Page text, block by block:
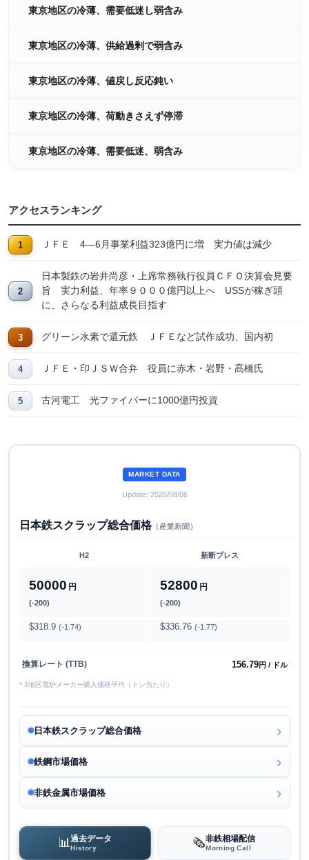
東京地区の冷薄、需要低迷し弱含み
東京地区の冷薄、供給過剰で弱含み
東京地区の冷薄、値戻し反応鈍い
東京地区の冷薄、荷動きさえず停滞
東京地区の冷薄、需要低迷、弱含み
アクセスランキング
ＪＦＥ 4―6月事業利益323億円に増 実力値は減少
日本製鉄の岩井尚彦・上席常務執行役員ＣＦＯ決算会見要
旨 実力利益、年率９０００億円以上へ USSが稼ぎ頭
に、さらなる利益成長目指す
グリーン水素で還元鉄 ＪＦＥなど試作成功、国内初
ＪＦＥ・印ＪＳＷ合弁 役員に赤木・岩野・髙橋氏
古河電工 光ファイバーに1000億円投資
MARKET DATA
Update: 2026/08/06
日本鉄スクラップ総合価格（産業新聞）
H2 新断プレス
50000 円
(-200)
52800 円
(-200)
$318.9 (-1.74) $336.76 (-1.77)
換算レート (TTB) 156.79円 / ドル
* 3地区電炉メーカー購入価格平均（トン当たり）
日本鉄スクラップ総合価格
鉄鋼市場価格
非鉄金属市場価格
📊過去データ
History 🗞️非鉄相場配信
Morning Call